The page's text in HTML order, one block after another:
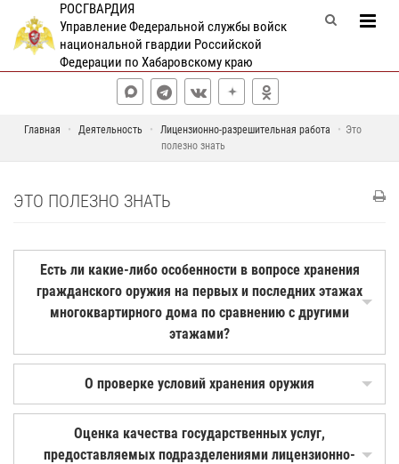
РОСГВАРДИЯ
Управление Федеральной службы войск
национальной гвардии Российской
Федерации по Хабаровскому краю
Главная Деятельность Лицензионно-разрешительная работа
Это
полезно знать
ЭТО ПОЛЕЗНО ЗНАТЬ
Есть ли какие-либо особенности в вопросе хранения
гражданского оружия на первых и последних этажах
многоквартирного дома по сравнению с другими
этажами?
О проверке условий хранения оружия
Оценка качества государственных услуг,
предоставляемых подразделениями лицензионно-